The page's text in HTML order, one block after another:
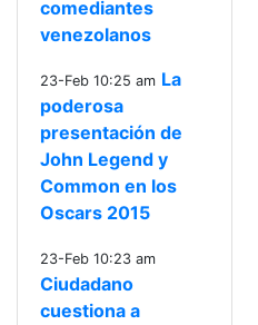
comediantes
venezolanos
23-Feb 10:25 am La
poderosa
presentación de
John Legend y
Common en los
Oscars 2015
23-Feb 10:23 am
Ciudadano
cuestiona a